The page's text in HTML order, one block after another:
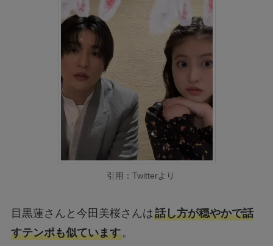
引用：Twitterより
目黒蓮さんと今田美桜さんは話し方が穏やかで話
すテンポも似ています。